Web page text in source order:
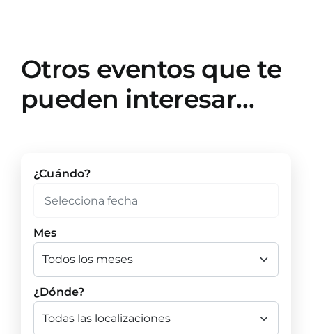
Otros eventos que te
pueden interesar…
¿Cuándo?
Mes
¿Dónde?